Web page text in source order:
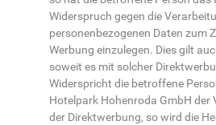
Widerspruch gegen die
personenbezogenen Daten zum
Werbung einzulegen. Dies gilt
soweit es mit solcher
Widerspricht die betroffene
Hotelpark Hohenroda GmbH der
der Direktwerbung, so wird die